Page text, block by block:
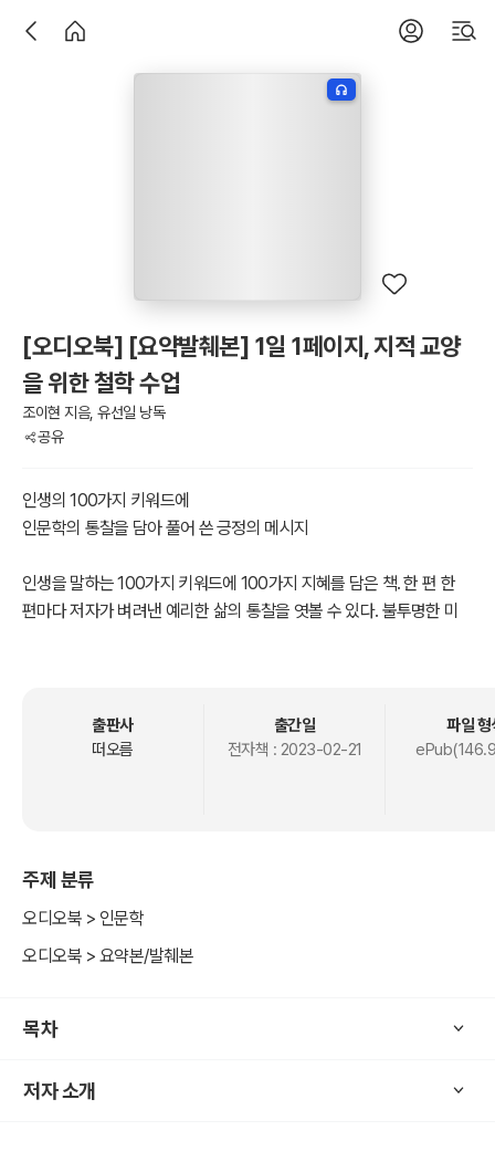
[오디오북] [요약발췌본] 1일 1페이지, 지적 교양
을 위한 철학 수업
조이현 지음, 유선일 낭독
공유
인생의 100가지 키워드에
인문학의 통찰을 담아 풀어 쓴 긍정의 메시지
인생을 말하는 100가지 키워드에 100가지 지혜를 담은 책. 한 편 한
편마다 저자가 벼려낸 예리한 삶의 통찰을 엿볼 수 있다. 불투명한 미
의 본질에 대해 끊임없이 탐구해왔다. 이 책은 방황의 길 위에 선 우리
가 긍정으로 향할 수 있도록 이끄는 지혜의 나침반이 되어줄 것이다.
에필로그
출판사
떠오름
출간일
전자책 : 2023-02-21
파일 형
주제 분류
오디오북 > 인문학
오디오북 > 요약본/발췌본
목차
저자 소개